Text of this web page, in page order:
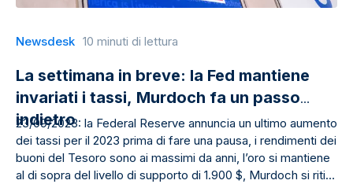
Newsdesk 10 minuti di lettura
La settimana in breve: la Fed mantiene
invariati i tassi, Murdoch fa un passo
indietro
23/09/2023: la Federal Reserve annuncia un ultimo aumento
dei tassi per il 2023 prima di fare una pausa, i rendimenti dei
buoni del Tesoro sono ai massimi da anni, l’oro si mantiene
al di sopra del livello di supporto di 1.900 $, Murdoch si ritira